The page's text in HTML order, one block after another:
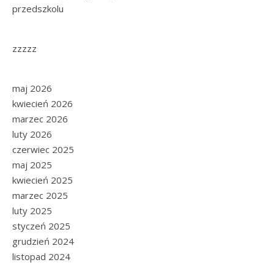
przedszkolu
zzzzz
maj 2026
kwiecień 2026
marzec 2026
luty 2026
czerwiec 2025
maj 2025
kwiecień 2025
marzec 2025
luty 2025
styczeń 2025
grudzień 2024
listopad 2024